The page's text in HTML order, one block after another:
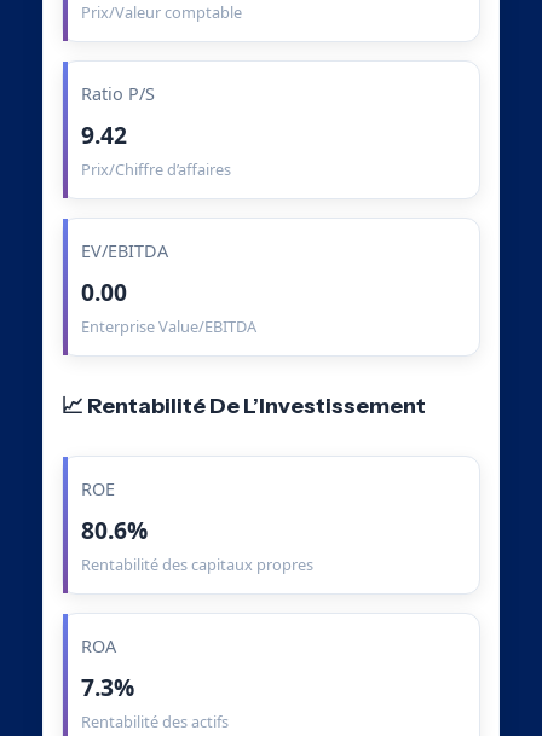
Prix/Valeur comptable
Ratio P/S
9.42
Prix/Chiffre d’affaires
EV/EBITDA
0.00
Enterprise Value/EBITDA
📈 Rentabilité De L’Investissement
ROE
80.6%
Rentabilité des capitaux propres
ROA
7.3%
Rentabilité des actifs